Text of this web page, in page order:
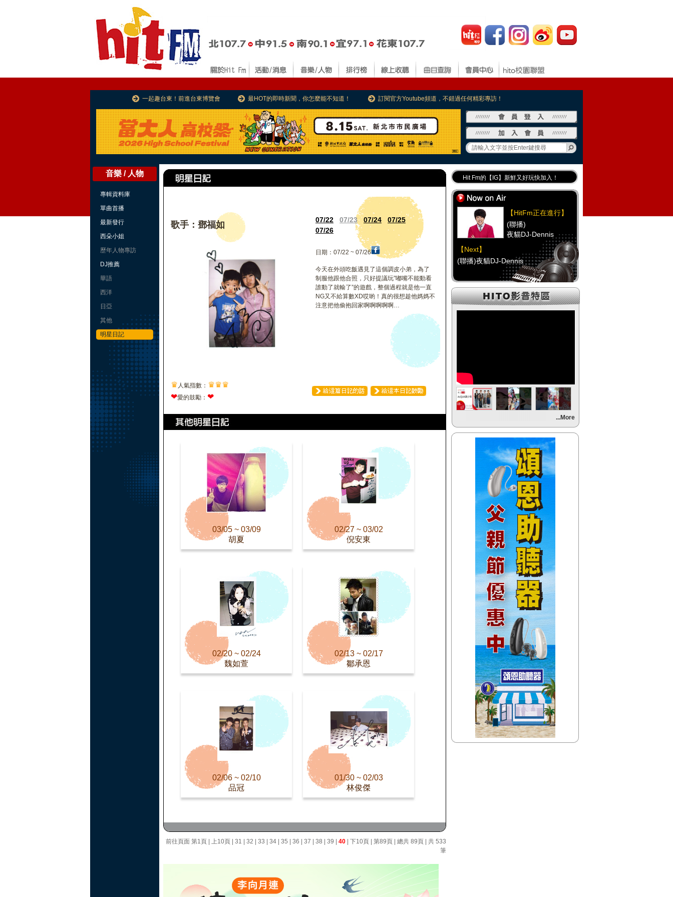
一起趣台東！前進台東博覽會 最HOT的即時新聞，你怎麼能不知道！ 訂閱官方Youtube頻道，不錯過任何精彩專訪！
音樂 / 人物
專輯資料庫
單曲首播
最新發行
西朵小姐
歷年人物專訪
DJ推薦
華語
西洋
日亞
其他
明星日記
歌手：鄧福如 07/22 07/23 07/24
07/25
07/26
日期：07/22 ~ 07/26
今天在外頭吃飯遇見了這個調皮小弟，為了
制服他跟他合照，只好提議玩”嘟嘴不能動看
誰動了就輸了”的遊戲，整個過程就是他一直
NG又不給算數XD哎喲！真的很想趁他媽媽不
注意把他偷抱回家啊啊啊啊啊…
♛ 人氣指數： ♛♛♛
❤愛的鼓勵： ❤
03/05 ~ 03/09
胡夏
02/27 ~ 03/02
倪安東
02/20 ~ 02/24
魏如萱
02/13 ~ 02/17
鄒承恩
02/06 ~ 02/10
品冠
01/30 ~ 02/03
林俊傑
前往頁面 第1頁 上10頁 31 32 33 34 35 36 37 38 39 40 下10頁 第89頁 | 總共 89頁 | 共 533
筆
Hit Fm的【IG】新鮮又好玩快加入！
Hit Fm【FB臉書粉絲團】等你加入！
最專業《DJ推薦》好音樂千萬別錯過！
好康報報 最新優惠訊息都在這！
【HitFm正在進行】
(聯播)
夜貓DJ-Dennis
【Next】
(聯播)夜貓DJ-Dennis
【HitFm正在進行】
(聯播)
(聯播)
夜貓DJ-Dennis
【Next】
【HitFm正在進行】
(聯播)
夜貓DJ-Dennis
【Next】
(聯播)夜貓DJ-Dennis
【HitFm正在進行】
(聯播)
夜貓DJ-Dennis
【Next】
(聯播)夜貓DJ-Dennis
...More